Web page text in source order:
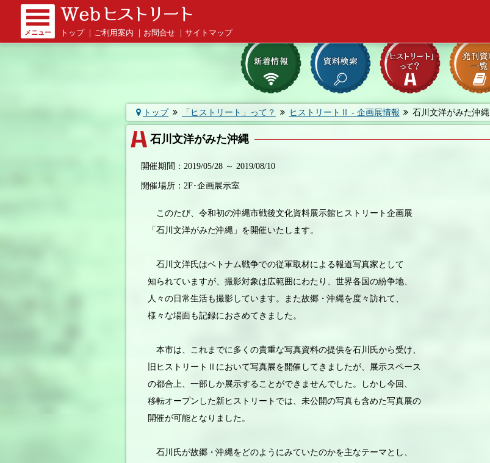
メニュー トップ ご利用案内 お問合せ サイトマップ
トップ 「ヒストリート」って？ ヒストリートⅡ - 企画展情報 石川文洋がみた沖縄
石川文洋がみた沖縄
開催期間：2019/05/28 ～ 2019/08/10
開催場所：2F･企画展示室
このたび、令和初の沖縄市戦後文化資料展示館ヒストリート企画展
「石川文洋がみた沖縄」を開催いたします。
石川文洋氏はベトナム戦争での従軍取材による報道写真家として
知られていますが、撮影対象は広範囲にわたり、世界各国の紛争地、
人々の日常生活も撮影しています。また故郷・沖縄を度々訪れて、
様々な場面も記録におさめてきました。
本市は、これまでに多くの貴重な写真資料の提供を石川氏から受け、
旧ヒストリートⅡにおいて写真展を開催してきましたが、展示スペース
の都合上、一部しか展示することができませんでした。しかし今回、
移転オープンした新ヒストリートでは、未公開の写真も含めた写真展の
開催が可能となりました。
石川氏が故郷・沖縄をどのようにみていたのかを主なテーマとし、